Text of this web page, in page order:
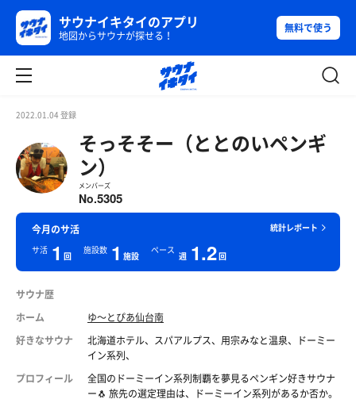
サウナイキタイのアプリ
地図からサウナが探せる！
無料で使う
2022.01.04 登録
そっそそー（ととのいペンギ
ン）
メンバーズ
No.5305
統計レポート
今月のサ活
サ活 1 回
施設数 1 施設
ペース
週 1.2回
サウナ歴
ホーム
ゆ〜とぴあ仙台南
好きなサウナ
北海道ホテル、スパアルプス、用宗みなと温泉、ドーミー
イン系列、
プロフィール
全国のドーミーイン系列制覇を夢見るペンギン好きサウナ
ー🐧 旅先の選定理由は、ドーミーイン系列があるか否か。